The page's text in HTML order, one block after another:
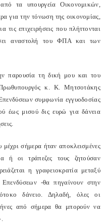
τα υπουργεία Οικονομικών,
για την τόνωση της οικονομίας,
τις επιχειρήσεις που πλήττονται
αναστολή του ΦΠΑ και των
παρουσία τη δική μου και του
κ. Κ. Μητσοτάκης
συμφωνία εγγυοδοσίας
έως μισού δις ευρώ για δάνεια
σήμερα ήταν αποκλεισμένες
ή οι τράπεζες τους ζητούσαν
η γραφειοκρατία μεταξύ
-θα πηγαίνουν στην
δάνειο. Δηλαδή, όλες οι
μήνες από σήμερα θα μπορούν να